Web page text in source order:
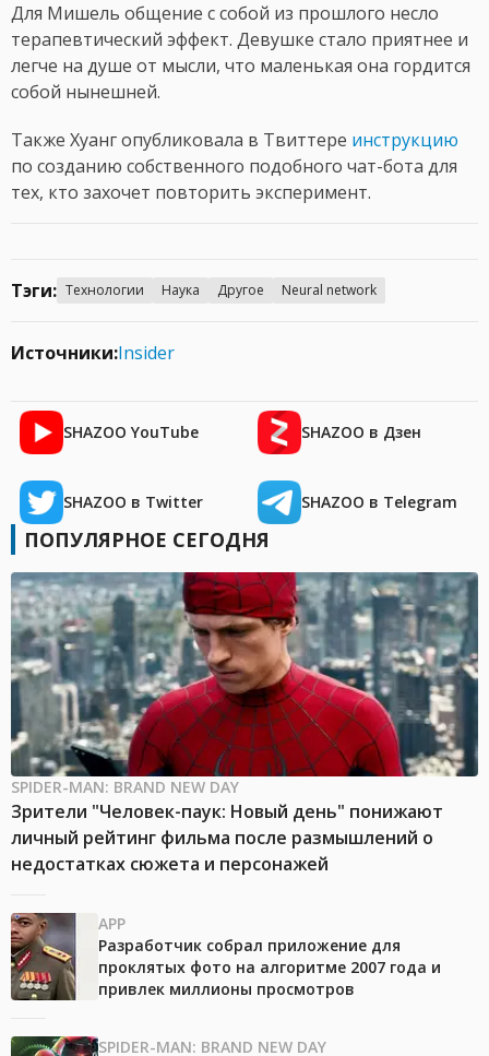
Для Мишель общение с собой из прошлого несло
терапевтический эффект. Девушке стало приятнее и
легче на душе от мысли, что маленькая она гордится
собой нынешней.
Также Хуанг опубликовала в Твиттере инструкцию
по созданию собственного подобного чат-бота для
тех, кто захочет повторить эксперимент.
Тэги: Технологии Наука Другое Neural network
Источники:Insider
SHAZOO YouTube SHAZOO в Дзен
SHAZOO в Twitter SHAZOO в Telegram
ПОПУЛЯРНОЕ СЕГОДНЯ
SPIDER-MAN: BRAND NEW DAY
Зрители "Человек-паук: Новый день" понижают
личный рейтинг фильма после размышлений о
недостатках сюжета и персонажей
APP
Разработчик собрал приложение для
проклятых фото на алгоритме 2007 года и
привлек миллионы просмотров
SPIDER-MAN: BRAND NEW DAY